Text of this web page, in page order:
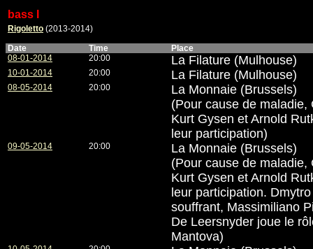
bass I
Rigoletto (2013-2014)
Date
Time
Place
08-01-2014
20:00 La Filature (Mulhouse)
10-01-2014 20:00 La Filature (Mulhouse)
08-05-2014 20:00
La Monnaie (Brussels)
(Pour cause de maladie,
Kurt Gysen et Arnold
leur participation)
09-05-2014 20:00
La Monnaie (Brussels)
(Pour cause de maladie,
Kurt Gysen et Arnold
leur participation.
souffrant, Massimiliano
De Leersnyder joue le
Mantova)